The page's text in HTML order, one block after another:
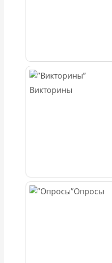
Викторины
Опросы